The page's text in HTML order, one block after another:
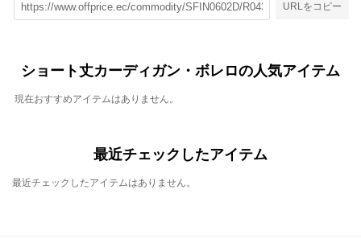
URLをコピー
ショート丈カーディガン・ボレロの人気アイテム
現在おすすめアイテムはありません。
最近チェックしたアイテム
最近チェックしたアイテムはありません。